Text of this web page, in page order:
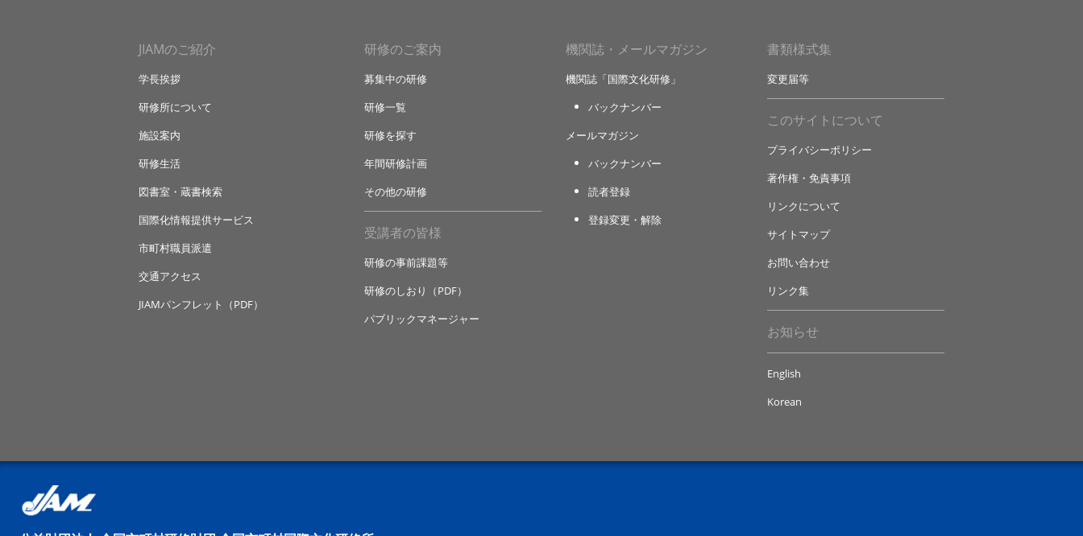
JIAMのご紹介
学長挨拶
研修所について
施設案内
研修生活
図書室・蔵書検索
国際化情報提供サービス
市町村職員派遣
交通アクセス
JIAMパンフレット（PDF）
研修のご案内
募集中の研修
研修一覧
研修を探す
年間研修計画
その他の研修
受講者の皆様
研修の事前課題等
研修のしおり（PDF）
パブリックマネージャー
機関誌・メールマガジン
機関誌「国際文化研修」
バックナンバー
メールマガジン
バックナンバー
読者登録
登録変更・解除
書類様式集
変更届等
このサイトについて
プライバシーポリシー
著作権・免責事項
リンクについて
サイトマップ
お問い合わせ
リンク集
お知らせ
English
Korean